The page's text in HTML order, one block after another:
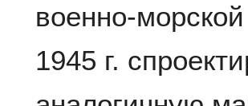
военно-
1945 г.